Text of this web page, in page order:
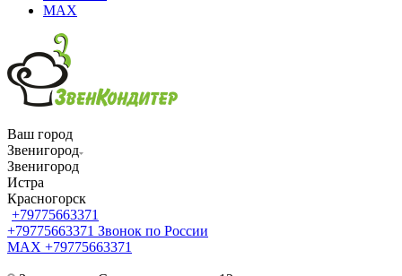
MAX
Ваш город
Звенигород
Звенигород
Истра
Красногорск
+79775663371
+79775663371 Звонок по России
MAX +79775663371